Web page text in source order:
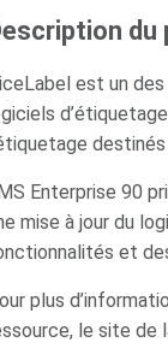
du
est un
Enterprise 90
mise à jour du
et
plus
le site de